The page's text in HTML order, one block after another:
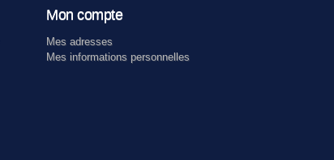
Mon compte
Mes adresses
Mes informations personnelles